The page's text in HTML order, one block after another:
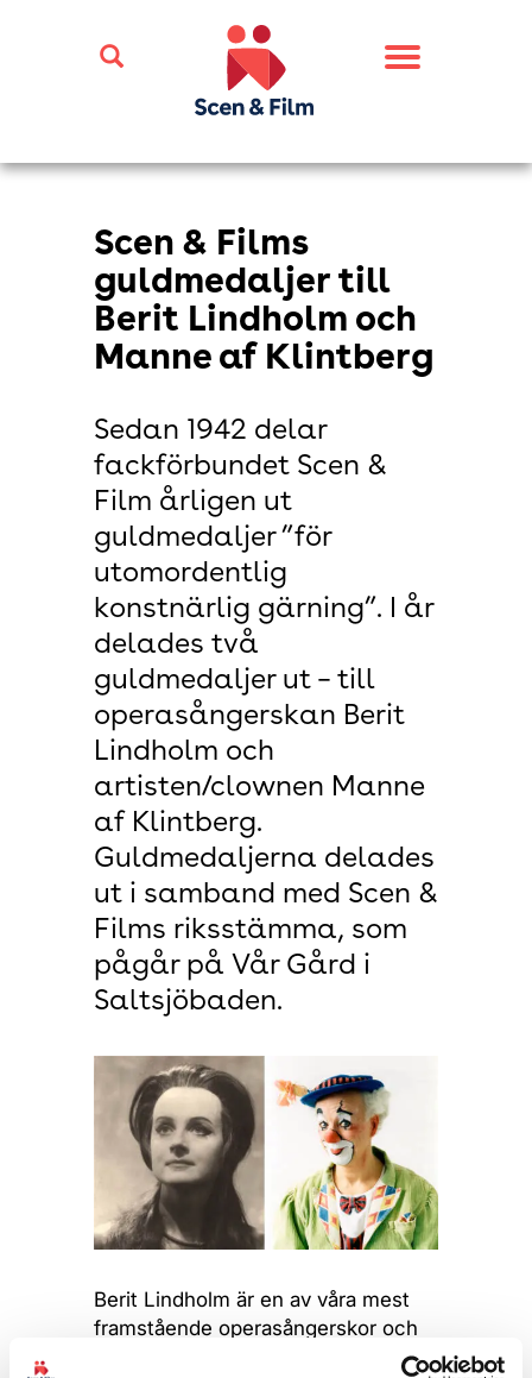
Toggle
Scen & Films
guldmedaljer till
Berit Lindholm och
Manne af Klintberg
Sedan 1942 delar
fackförbundet Scen &
Film årligen ut
guldmedaljer ”för
utomordentlig
konstnärlig gärning”. I år
delades två
guldmedaljer ut – till
operasångerskan Berit
Lindholm och
artisten/clownen Manne
af Klintberg.
Guldmedaljerna delades
ut i samband med Scen &
Films riksstämma, som
pågår på Vår Gård i
Saltsjöbaden.
Berit Lindholm är en av våra mest
framstående operasångerskor och
hon har framträtt på världens alla